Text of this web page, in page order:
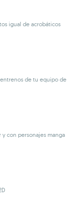
igual de acrobáticos
de tu equipo de
con personajes manga